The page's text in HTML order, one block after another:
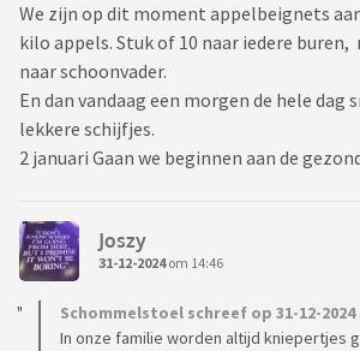
We zijn op dit moment appelbeignets
kilo appels. Stuk of 10 naar iedere
naar schoonvader.
En dan vandaag een morgen de hele dag
lekkere schijfjes.
2 januari Gaan we beginnen aan de
Joszy
31-12-2024om 14:46
Schommelstoel schreef op 31-12-2024
In onze familie worden altijd kniepertjes